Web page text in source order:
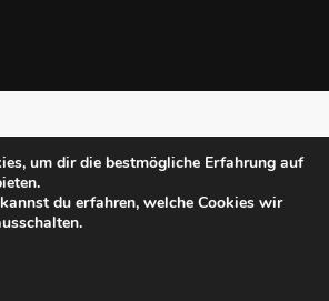
um dir die bestmögliche Erfahrung auf
kannst du erfahren, welche Cookies wir